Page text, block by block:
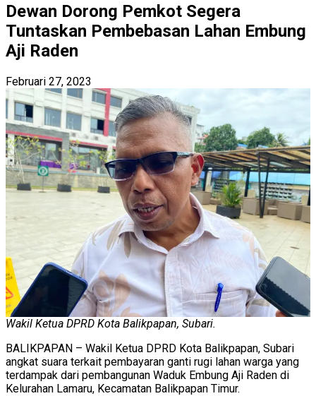
Dewan Dorong Pemkot Segera
Tuntaskan Pembebasan Lahan Embung
Aji Raden
Februari 27, 2023
Wakil Ketua DPRD Kota Balikpapan, Subari.
BALIKPAPAN – Wakil Ketua DPRD Kota Balikpapan, Subari
angkat suara terkait pembayaran ganti rugi lahan warga yang
terdampak dari pembangunan Waduk Embung Aji Raden di
Kelurahan Lamaru, Kecamatan Balikpapan Timur.